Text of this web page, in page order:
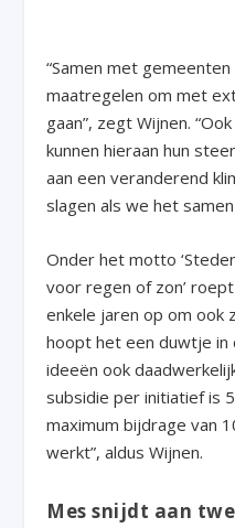
“Samen met
maatregelen om met
gaan”, zegt Wijnen.
kunnen hieraan hun
aan een veranderend
slagen als we het samen
Onder het motto
voor regen of zon’
enkele jaren op om ook
hoopt het een duwtje
ideeën ook
subsidie per initiatief is
maximum bijdrage van
werkt”, aldus Wijnen.
Mes snijdt aan